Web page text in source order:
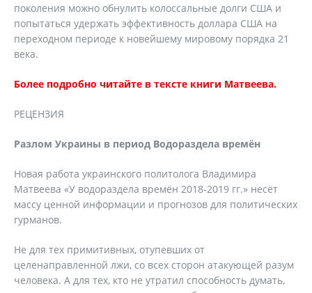
поколения можно обнулить колоссальные долги США и
попытаться удержать эффективность доллара США на
переходном периоде к новейшему мировому порядка 21
века.
Более подробно читайте в тексте книги Матвеева.
РЕЦЕНЗИЯ
Разлом Украины в период Водораздела времён
Новая работа украинского политолога Владимира
Матвеева «У водораздела времён 2018-2019 гг.» несёт
массу ценной информации и прогнозов для политических
гурманов.
Не для тех примитивных, отупевших от
целенаправленной лжи, со всех сторон атакующей разум
человека. А для тех, кто не утратил способность думать,